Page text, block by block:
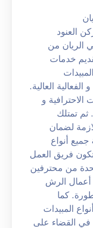
ركن العنود
الريان من
خدمات
الفعالية العالية.
و
ثم تمتلك
لضمان
أنواع
فريق العمل
من محترفين
أعمال الرش
كما
المبيدات
في القضاء على